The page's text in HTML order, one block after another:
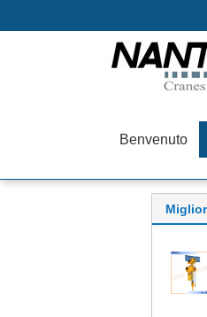
Benvenuto